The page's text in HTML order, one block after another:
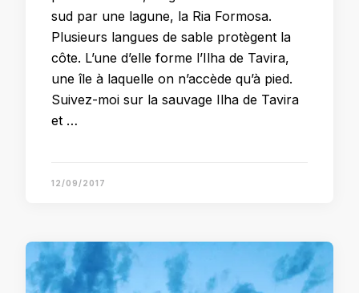
sud par une lagune, la Ria Formosa.
Plusieurs langues de sable protègent la
côte. L’une d’elle forme l’Ilha de Tavira,
une île à laquelle on n’accède qu’à pied.
Suivez-moi sur la sauvage Ilha de Tavira
et …
12/09/2017